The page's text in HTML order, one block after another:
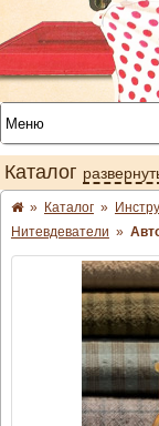
Каталог
» Каталог »
Нитевдеватели »